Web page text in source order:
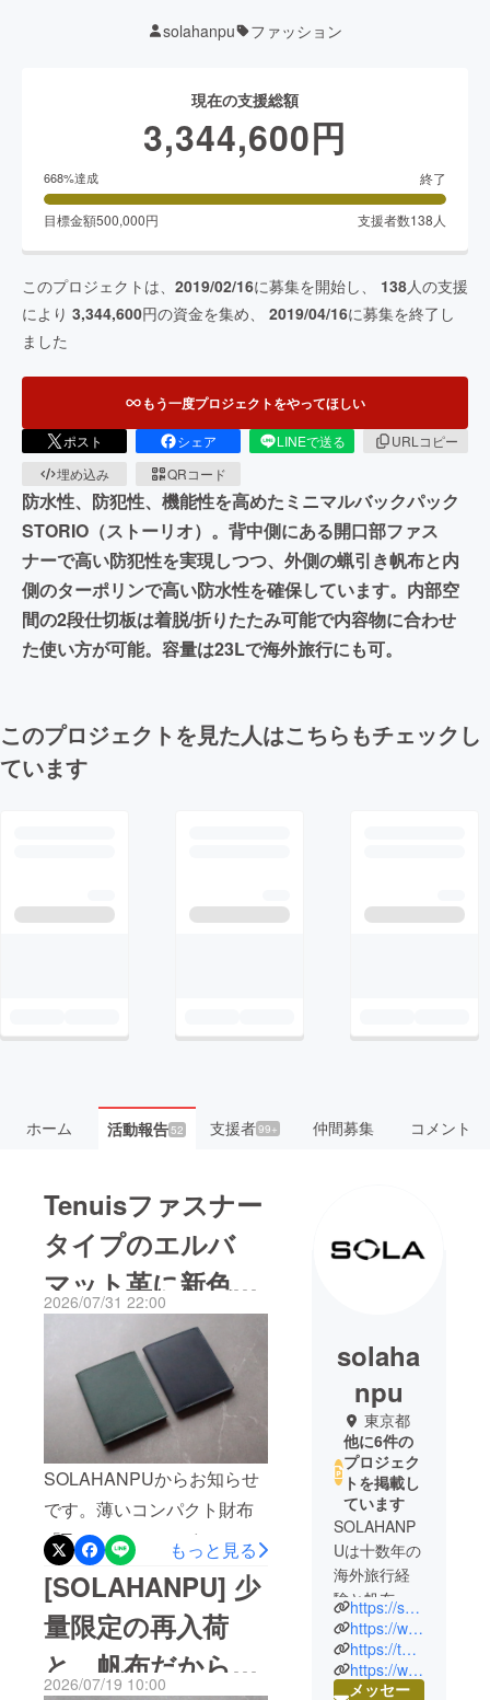
solahanpu ファッション
現在の支援総額
3,344,600円
668%達成 終了
目標金額500,000円 支援者数138 人
このプロジェクトは、 2019/02/16に募集を開始し、 138人の支援
により 3,344,600円の資金を集め、 2019/04/16に募集を終了し
ました
もう一度プロジェクトをやってほしい
ポスト シェア LINEで送る
URLコピー
埋め込み
QRコード
防水性、防犯性、機能性を高めたミニマルバックパック
STORIO（ストーリオ）。背中側にある開口部ファス
ナーで高い防犯性を実現しつつ、外側の蝋引き帆布と内
側のターポリンで高い防水性を確保しています。内部空
間の2段仕切板は着脱/折りたたみ可能で内容物に合わせ
た使い方が可能。容量は23Lで海外旅行にも可。
このプロジェクトを見た人はこちらもチェックし
ています
ホーム 活動報告52 支援者99+ 仲間募集 コメント
Tenuisファスナー
タイプのエルバ
マット革に新色
「深海」と「深
緑」が登場！
2026/07/31 22:00
SOLAHANPUからお知らせ
です。薄いコンパクト財布
「Tenuis（テニュイス）
ファスナータイプ」に、味
わい深いイタリアンレザー
「エルバマット」を採用し
た新色「深海」と「深緑」
が新たに仲間入りしまし
もっと見る
[SOLAHANPU] 少
量限定の再入荷
と、帆布だから表
2026/07/19 10:00
solaha
npu
東京都
他に6件の
プロジェク
トを掲載し
ています
SOLAHANP
Uは十数年の
海外旅行経
験と帆布製
品職人とし
ての特徴を
合わせ、帆
布製品の設
https://solahanpu.com
https://www.facebook.com/solahanpu
https://twitter.com/solahanpu
https://www.instagram.com/solahanpu
メッセー